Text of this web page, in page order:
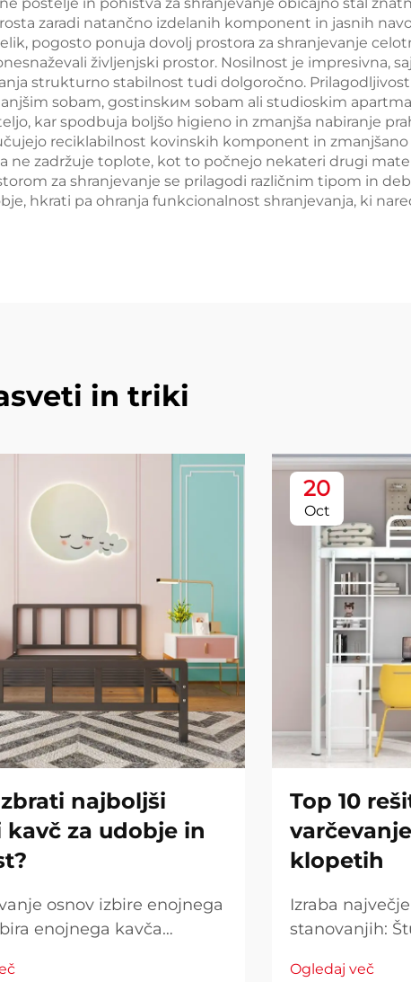
zaradi natančno izdelanih komponent in jasnih
pogosto ponuja dovolj prostora za shranjevanje
življenjski prostor. Nosilnost je impresivna,
strukturno stabilnost tudi dolgoročno.
sobam, gostinskим sobam ali studioskim
kar spodbuja boljšo higieno in zmanjša nabiranje
reciklabilnost kovinskih komponent in
ne zadržuje toplote, kot to počnejo nekateri drugi
za shranjevanje se prilagodi različnim tipom in
hkrati pa ohranja funkcionalnost shranjevanja, ki
in triki
najboljši
kavč za udobje in
osnov izbire enojnega
enojnega kavča
udobje in počutje. Ne
20
Oct
Top 10
klopetih
Izraba
stanovanjih:
stanovanje v
Ogledaj več